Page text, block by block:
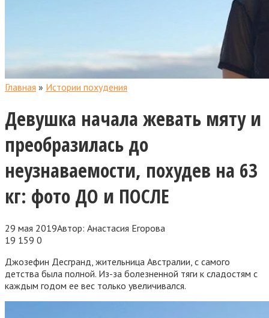
Главная » Истории похудения
Девушка начала жевать мяту и
преобразилась до
неузнаваемости, похудев на 63
кг: фото ДО и ПОСЛЕ
29 мая 2019Автор: Анастасия Егорова
19 159 0
Джозефин Десгранд, жительница Австралии, с самого
детства была полной. Из-за болезненной тяги к сладостям с
каждым годом ее вес только увеличивался.